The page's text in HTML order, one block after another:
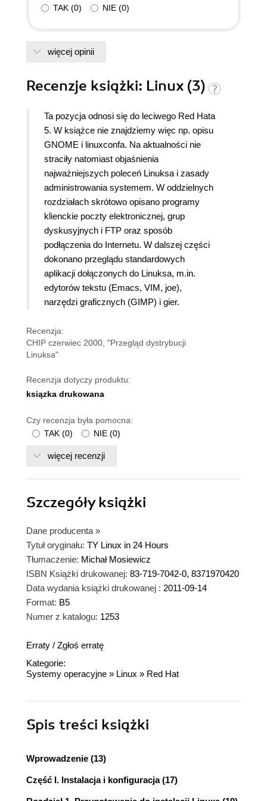
TAK (0) NIE (0)
więcej opinii
Recenzje książki: Linux (3)
Ta pozycja odnosi się do leciwego Red Hata
5. W książce nie znajdziemy więc np. opisu
GNOME i linuxconfa. Na aktualności nie
straciły natomiast objaśnienia
najważniejszych poleceń Linuksa i zasady
administrowania systemem. W oddzielnych
rozdziałach skrótowo opisano programy
klienckie poczty elektronicznej, grup
dyskusyjnych i FTP oraz sposób
podłączenia do Internetu. W dalszej części
dokonano przeglądu standardowych
aplikacji dołączonych do Linuksa, m.in.
edytorów tekstu (Emacs, VIM, joe),
narzędzi graficznych (GIMP) i gier.
Recenzja:
CHIP czerwiec 2000, "Przegląd dystrybucji
Linuksa"
Recenzja dotyczy produktu:
ksiązka drukowana
Czy recenzja była pomocna:
TAK (0) NIE (0)
więcej recenzji
Szczegółyksiążki
Dane producenta »
Tytuł oryginału: TY Linux in 24 Hours
Tłumaczenie: Michał Mosiewicz
ISBN Książki drukowanej: 83-719-7042-0, 8371970420
Data wydania książki drukowanej : 2011-09-14
Format: B5
Numer z katalogu: 1253
Erraty / Zgłoś erratę
Kategorie:
Systemy operacyjne » Linux » Red Hat
Spis treści książki
Wprowadzenie (13)
Część I. Instalacja i konfiguracja (17)